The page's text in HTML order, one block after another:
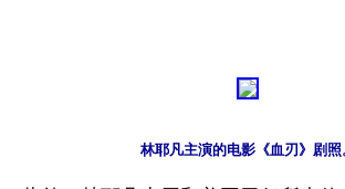
林耶凡主演的电影《血刃》剧照